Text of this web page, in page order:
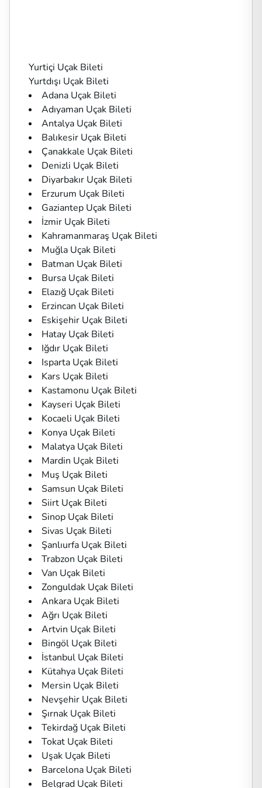
Yurtiçi Uçak Bileti
Yurtdışı Uçak Bileti
Adana Uçak Bileti
Adıyaman Uçak Bileti
Antalya Uçak Bileti
Balıkesir Uçak Bileti
Çanakkale Uçak Bileti
Denizli Uçak Bileti
Diyarbakır Uçak Bileti
Erzurum Uçak Bileti
Gaziantep Uçak Bileti
İzmir Uçak Bileti
Kahramanmaraş Uçak Bileti
Muğla Uçak Bileti
Batman Uçak Bileti
Bursa Uçak Bileti
Elazığ Uçak Bileti
Erzincan Uçak Bileti
Eskişehir Uçak Bileti
Hatay Uçak Bileti
Iğdır Uçak Bileti
Isparta Uçak Bileti
Kars Uçak Bileti
Kastamonu Uçak Bileti
Kayseri Uçak Bileti
Kocaeli Uçak Bileti
Konya Uçak Bileti
Malatya Uçak Bileti
Mardin Uçak Bileti
Muş Uçak Bileti
Samsun Uçak Bileti
Siirt Uçak Bileti
Sinop Uçak Bileti
Sivas Uçak Bileti
Şanlıurfa Uçak Bileti
Trabzon Uçak Bileti
Van Uçak Bileti
Zonguldak Uçak Bileti
Ankara Uçak Bileti
Ağrı Uçak Bileti
Artvin Uçak Bileti
Bingöl Uçak Bileti
İstanbul Uçak Bileti
Kütahya Uçak Bileti
Mersin Uçak Bileti
Nevşehir Uçak Bileti
Şırnak Uçak Bileti
Tekirdağ Uçak Bileti
Tokat Uçak Bileti
Uşak Uçak Bileti
Barcelona Uçak Bileti
Belgrad Uçak Bileti